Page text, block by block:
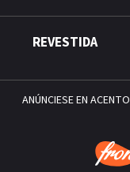
REVESTIDA
ANÚNCIESE EN ACENTO